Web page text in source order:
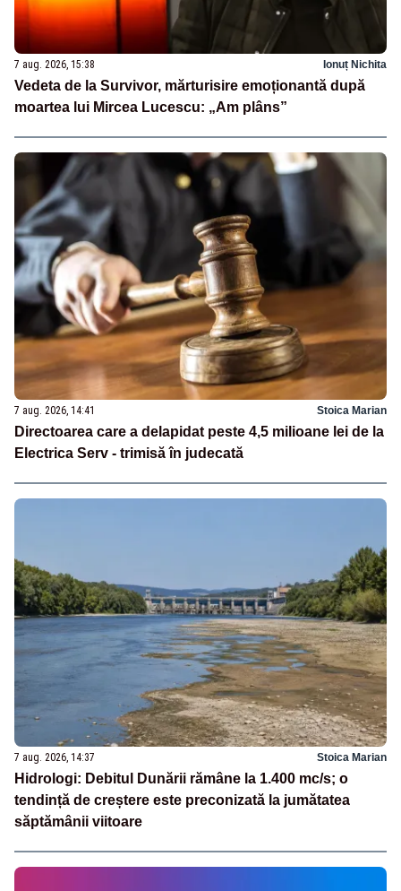
7 aug. 2026, 15:38 Ionuț Nichita
Vedeta de la Survivor, mărturisire emoționantă după
moartea lui Mircea Lucescu: „Am plâns”
7 aug. 2026, 14:41 Stoica Marian
Directoarea care a delapidat peste 4,5 milioane lei de la
Electrica Serv - trimisă în judecată
7 aug. 2026, 14:37 Stoica Marian
Hidrologi: Debitul Dunării rămâne la 1.400 mc/s; o
tendință de creștere este preconizată la jumătatea
săptămânii viitoare